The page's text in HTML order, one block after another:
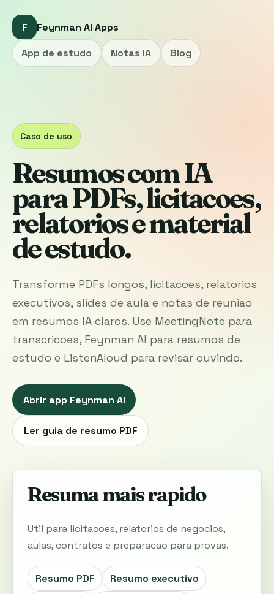
F Feynman AI Apps
App de estudo Notas IA Blog
Caso de uso
Resumos com IA
para PDFs, licitacoes,
relatorios e material
de estudo.
Transforme PDFs longos, licitacoes, relatorios
executivos, slides de aula e notas de reuniao
em resumos IA claros. Use MeetingNote para
transcricoes, Feynman AI para resumos de
estudo e ListenAloud para revisar ouvindo.
Abrir app Feynman AI
Ler guia de resumo PDF
Resuma mais rapido
Util para licitacoes, relatorios de negocios,
aulas, contratos e preparacao para provas.
Resumo PDF
Resumo executivo